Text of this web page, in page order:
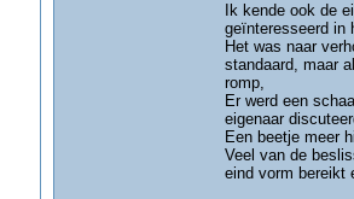
Ik kende ook de
geïnteresseerd in
Het was naar
standaard, maar
romp,
Er werd een
eigenaar
Een beetje meer
Veel van de
eind vorm bereikt